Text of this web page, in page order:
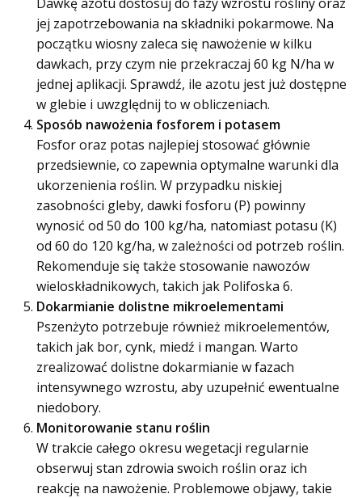
jej zapotrzebowania na składniki pokarmowe. Na
początku wiosny zaleca się nawożenie w kilku
dawkach, przy czym nie przekraczaj 60 kg N/ha w
jednej aplikacji. Sprawdź, ile azotu jest już dostępne
w glebie i uwzględnij to w obliczeniach.
Sposób nawożenia fosforem i potasem
Fosfor oraz potas najlepiej stosować głównie
przedsiewnie, co zapewnia optymalne warunki dla
ukorzenienia roślin. W przypadku niskiej
zasobności gleby, dawki fosforu (P) powinny
wynosić od 50 do 100 kg/ha, natomiast potasu (K)
od 60 do 120 kg/ha, w zależności od potrzeb roślin.
Rekomenduje się także stosowanie nawozów
wieloskładnikowych, takich jak Polifoska 6.
Dokarmianie dolistne mikroelementami
Pszenżyto potrzebuje również mikroelementów,
takich jak bor, cynk, miedź i mangan. Warto
zrealizować dolistne dokarmianie w fazach
intensywnego wzrostu, aby uzupełnić ewentualne
niedobory.
Monitorowanie stanu roślin
W trakcie całego okresu wegetacji regularnie
obserwuj stan zdrowia swoich roślin oraz ich
reakcję na nawożenie. Problemowe objawy, takie